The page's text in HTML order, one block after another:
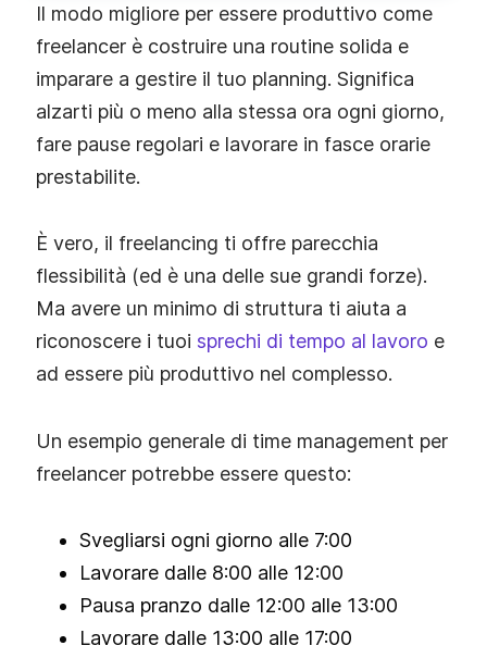
Il modo migliore per essere produttivo come
freelancer è costruire una routine solida e
imparare a gestire il tuo planning. Significa
alzarti più o meno alla stessa ora ogni giorno,
fare pause regolari e lavorare in fasce orarie
prestabilite.
È vero, il freelancing ti offre parecchia
flessibilità (ed è una delle sue grandi forze).
Ma avere un minimo di struttura ti aiuta a
riconoscere i tuoi sprechi di tempo al lavoro e
ad essere più produttivo nel complesso.
Un esempio generale di time management per
freelancer potrebbe essere questo:
Svegliarsi ogni giorno alle 7:00
Lavorare dalle 8:00 alle 12:00
Pausa pranzo dalle 12:00 alle 13:00
Lavorare dalle 13:00 alle 17:00